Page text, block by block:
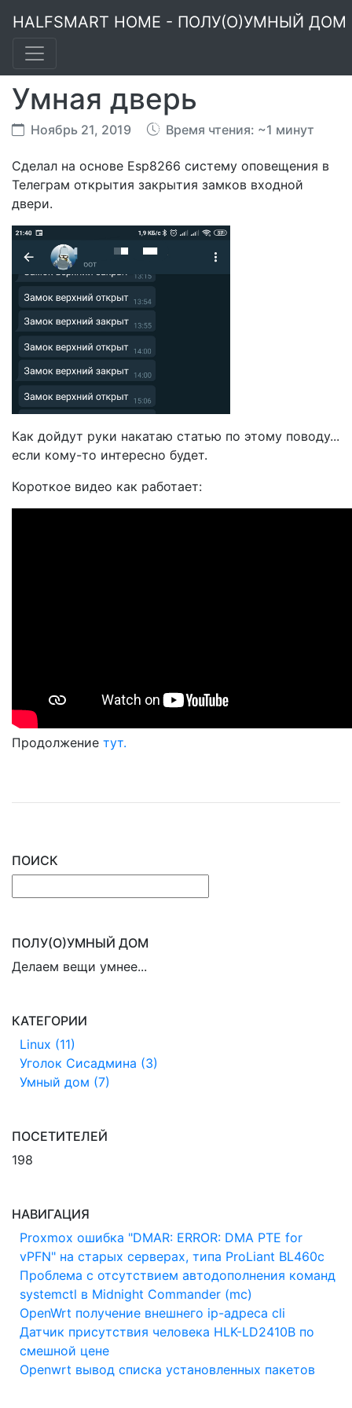
HALFSMART HOME - ПОЛУ(О)УМНЫЙ ДОМ
Умная дверь
Ноябрь 21, 2019 Время чтения: ~1 минут
Сделал на основе Esp8266 систему оповещения в
Телеграм открытия закрытия замков входной
двери.
Как дойдут руки накатаю статью по этому поводу...
если кому-то интересно будет.
Короткое видео как работает:
Продолжение тут.
ПОИСК
ПОЛУ(О)УМНЫЙ ДОМ
Делаем вещи умнее...
КАТЕГОРИИ
Linux (11)
Уголок Сисадмина (3)
Умный дом (7)
ПОСЕТИТЕЛЕЙ
198
НАВИГАЦИЯ
Proxmox ошибка "DMAR: ERROR: DMA PTE for
vPFN" на старых серверах, типа ProLiant BL460c
Проблема с отсутствием автодополнения команд
systemctl в Midnight Commander (mc)
OpenWrt получение внешнего ip-адреса cli
Датчик присутствия человека HLK-LD2410B по
смешной цене
Openwrt вывод списка установленных пакетов